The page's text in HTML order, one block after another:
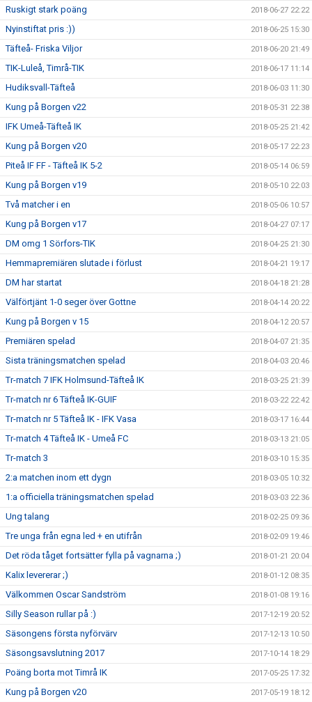
Ruskigt stark poäng 2018-06-27 22:22
Nyinstiftat pris :)) 2018-06-25 15:30
Täfteå- Friska Viljor 2018-06-20 21:49
TIK-Luleå, Timrå-TIK 2018-06-17 11:14
Hudiksvall-Täfteå 2018-06-03 11:30
Kung på Borgen v22 2018-05-31 22:38
IFK Umeå-Täfteå IK 2018-05-25 21:42
Kung på Borgen v20 2018-05-17 22:23
Piteå IF FF - Täfteå IK 5-2 2018-05-14 06:59
Kung på Borgen v19 2018-05-10 22:03
Två matcher i en 2018-05-06 10:57
Kung på Borgen v17 2018-04-27 07:17
DM omg 1 Sörfors-TIK 2018-04-25 21:30
Hemmapremiären slutade i förlust 2018-04-21 19:17
DM har startat 2018-04-18 21:28
Välförtjänt 1-0 seger över Gottne 2018-04-14 20:22
Kung på Borgen v 15 2018-04-12 20:57
Premiären spelad 2018-04-07 21:35
Sista träningsmatchen spelad 2018-04-03 20:46
Tr-match 7 IFK Holmsund-Täfteå IK 2018-03-25 21:39
Tr-match nr 6 Täfteå IK-GUIF 2018-03-22 22:42
Tr-match nr 5 Täfteå IK - IFK Vasa 2018-03-17 16:44
Tr-match 4 Täfteå IK - Umeå FC 2018-03-13 21:05
Tr-match 3 2018-03-10 15:35
2:a matchen inom ett dygn 2018-03-05 10:32
1:a officiella träningsmatchen spelad 2018-03-03 22:36
Ung talang 2018-02-25 09:36
Tre unga från egna led + en utifrån 2018-02-09 19:46
Det röda tåget fortsätter fylla på vagnarna ;) 2018-01-21 20:04
Kalix levererar ;) 2018-01-12 08:35
Välkommen Oscar Sandström 2018-01-08 19:16
Silly Season rullar på :) 2017-12-19 20:52
Säsongens första nyförvärv 2017-12-13 10:50
Säsongsavslutning 2017 2017-10-14 18:29
Poäng borta mot Timrå IK 2017-05-25 17:32
Kung på Borgen v20 2017-05-19 18:12